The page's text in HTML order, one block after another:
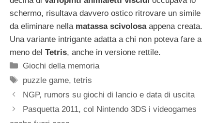
schermo, risultava davvero ostico ritrovare un simile
da eliminare nella matassa scivolosa appena creata.
Una variante intrigante adatta a chi non poteva fare a
meno del Tetris, anche in versione rettile.
Categorie
Giochi della memoria
Tag
puzzle game,tetris
NGP, rumors su giochi di lancio e data di uscita
Pasquetta 2011, col Nintendo 3DS i videogames